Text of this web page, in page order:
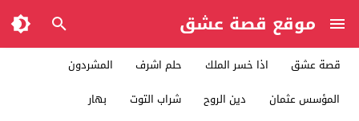
موقع قصة عشق
قصة عشق اذا خسر الملك حلم اشرف
المشردون
المؤسس عثمان
دين الروح شراب التوت
بهار